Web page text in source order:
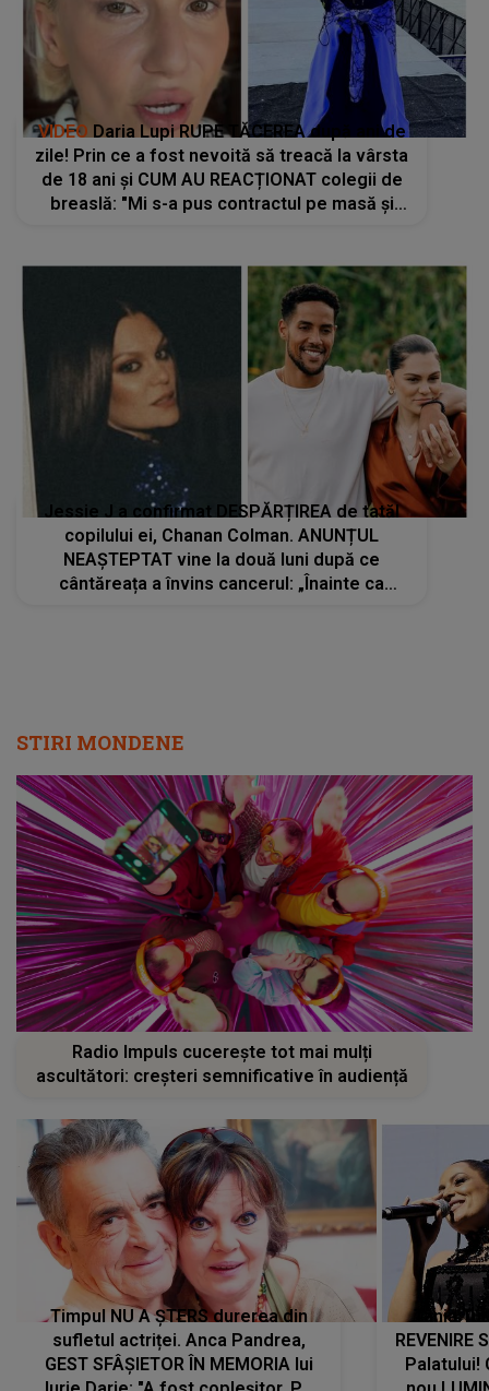
VIDEO Daria Lupi RUPE TĂCEREA după ani de
zile! Prin ce a fost nevoită să treacă la vârsta
de 18 ani și CUM AU REACȚIONAT colegii de
breaslă: "Mi s-a pus contractul pe masă și
Jessie J a confirmat DESPĂRȚIREA de tatăl
copilului ei, Chanan Colman. ANUNȚUL
NEAȘTEPTAT vine la două luni după ce
cântăreața a învins cancerul: „Înainte ca
STIRI MONDENE
Radio Impuls cucerește tot mai mulți
ascultători: creșteri semnificative în audiență
Timpul NU A ȘTERS durerea din
sufletul actriței. Anca Pandrea,
GEST SFÂȘIETOR ÎN MEMORIA lui
Tania
REVENIRE
Palatului!